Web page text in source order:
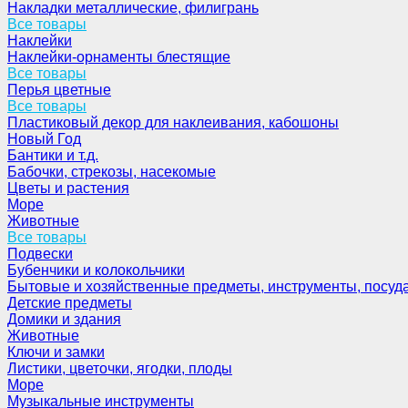
Накладки металлические, филигрань
Все товары
Наклейки
Наклейки-орнаменты блестящие
Все товары
Перья цветные
Все товары
Пластиковый декор для наклеивания, кабошоны
Новый Год
Бантики и т.д.
Бабочки, стрекозы, насекомые
Цветы и растения
Море
Животные
Все товары
Подвески
Бубенчики и колокольчики
Бытовые и хозяйственные предметы, инструменты,
Детские предметы
Домики и здания
Животные
Ключи и замки
Листики, цветочки, ягодки, плоды
Море
Музыкальные инструменты